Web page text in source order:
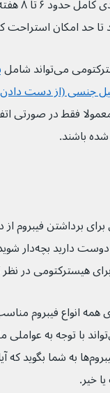
تا حد امکان استراحت
می‌تواند شامل
جنسی (از دست
برداشتن فیبروم از
است. اگر هنوز
هیسترکتومی در
همه انواع فیبروم
متخصص زنان می‌تواند با توجه به
تعداد و موقعیت فیبروم‌ها به
خیر.